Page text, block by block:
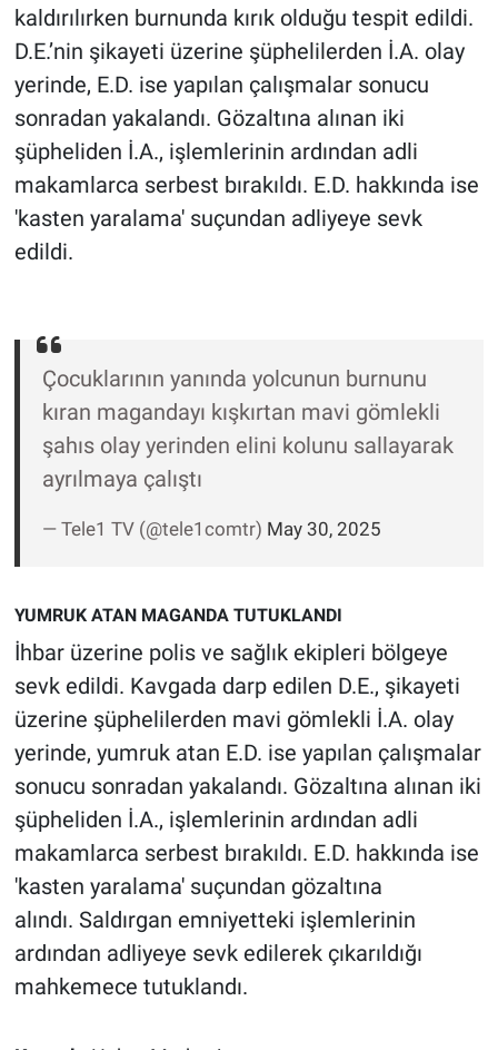
kaldırılırken burnunda kırık olduğu tespit edildi.
D.E.’nin şikayeti üzerine şüphelilerden İ.A. olay
yerinde, E.D. ise yapılan çalışmalar sonucu
sonradan yakalandı. Gözaltına alınan iki
şüpheliden İ.A., işlemlerinin ardından adli
makamlarca serbest bırakıldı. E.D. hakkında ise
'kasten yaralama' suçundan adliyeye sevk
edildi.
Çocuklarının yanında yolcunun burnunu
kıran magandayı kışkırtan mavi gömlekli
şahıs olay yerinden elini kolunu sallayarak
ayrılmaya çalıştı
— Tele1 TV (@tele1comtr) May 30, 2025
YUMRUK ATAN MAGANDA TUTUKLANDI
İhbar üzerine polis ve sağlık ekipleri bölgeye
sevk edildi. Kavgada darp edilen D.E., şikayeti
üzerine şüphelilerden mavi gömlekli İ.A. olay
yerinde, yumruk atan E.D. ise yapılan çalışmalar
sonucu sonradan yakalandı. Gözaltına alınan iki
şüpheliden İ.A., işlemlerinin ardından adli
makamlarca serbest bırakıldı. E.D. hakkında ise
'kasten yaralama' suçundan gözaltına
alındı. Saldırgan emniyetteki işlemlerinin
ardından adliyeye sevk edilerek çıkarıldığı
mahkemece tutuklandı.